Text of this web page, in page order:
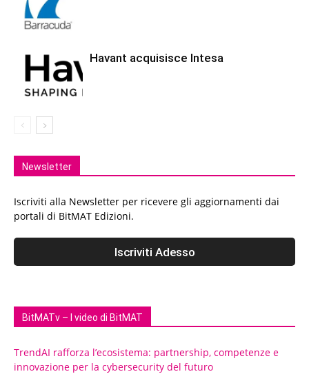
Havant acquisisce Intesa
Newsletter
Iscriviti alla Newsletter per ricevere gli aggiornamenti dai
portali di BitMAT Edizioni.
BitMATv – I video di BitMAT
TrendAI rafforza l’ecosistema: partnership, competenze e
innovazione per la cybersecurity del futuro